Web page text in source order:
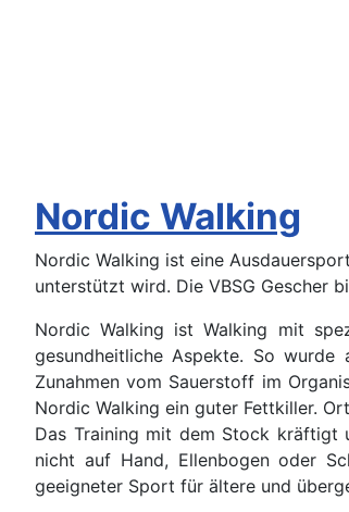
Nordic Walking
Nordic Walking ist eine
unterstützt wird. Die VBSG Gescher
Nordic Walking ist Walking mit
gesundheitliche Aspekte. So
Zunahmen vom Sauerstoff im
Nordic Walking ein guter Fettkiller.
Das Training mit dem Stock kräftigt
nicht auf Hand, Ellenbogen oder
geeigneter Sport für ältere und